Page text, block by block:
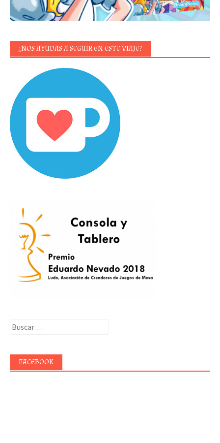
¿NOS AYUDAS A SEGUIR EN ESTE VIAJE?
Buscar:
FACEBOOK